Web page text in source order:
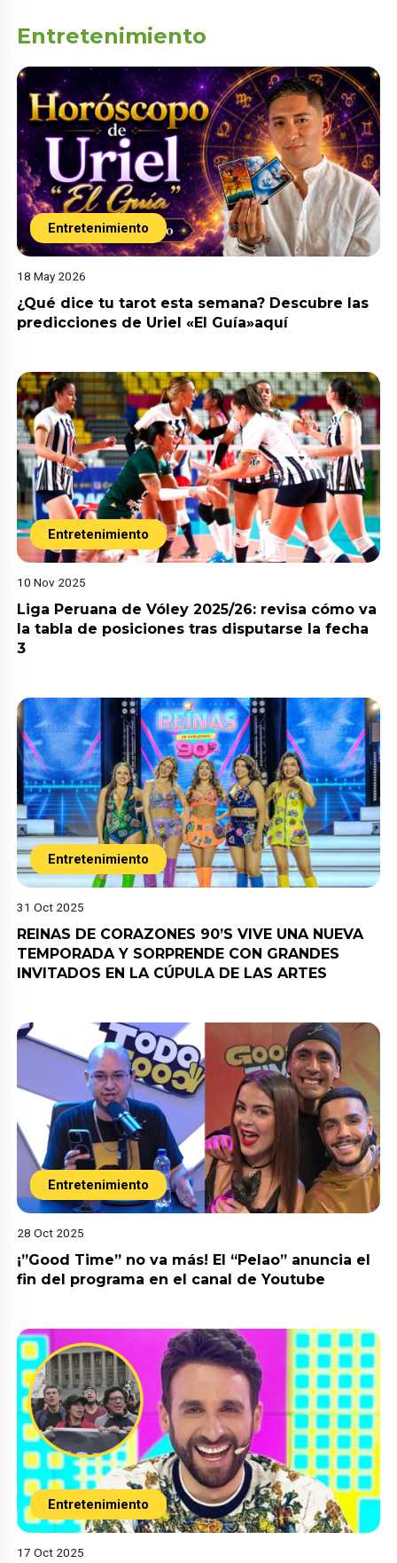
Entretenimiento
Entretenimiento
18 May 2026
¿Qué dice tu tarot esta semana? Descubre las
predicciones de Uriel «El Guía»aquí
Entretenimiento
10 Nov 2025
Liga Peruana de Vóley 2025/26: revisa cómo va
la tabla de posiciones tras disputarse la fecha
3
Entretenimiento
31 Oct 2025
REINAS DE CORAZONES 90’S VIVE UNA NUEVA
TEMPORADA Y SORPRENDE CON GRANDES
INVITADOS EN LA CÚPULA DE LAS ARTES
Entretenimiento
28 Oct 2025
¡”Good Time” no va más! El “Pelao” anuncia el
fin del programa en el canal de Youtube
Entretenimiento
17 Oct 2025